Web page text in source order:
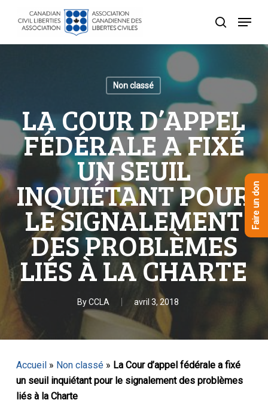
recherche
Menu
Non classé
LA COUR D’APPEL
FÉDÉRALE A FIXÉ
UN SEUIL
INQUIÉTANT POUR
LE SIGNALEMENT
DES PROBLÈMES
LIÉS À LA CHARTE
ByCCLA avril 3, 2018
Accueil» Non classé» La Cour d’appel fédérale a fixé
un seuil inquiétant pour le signalement des problèmes
liés à la Charte
Faire un don